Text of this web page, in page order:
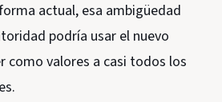
actual, esa ambigüedad
podría usar el nuevo
como valores a casi todos los